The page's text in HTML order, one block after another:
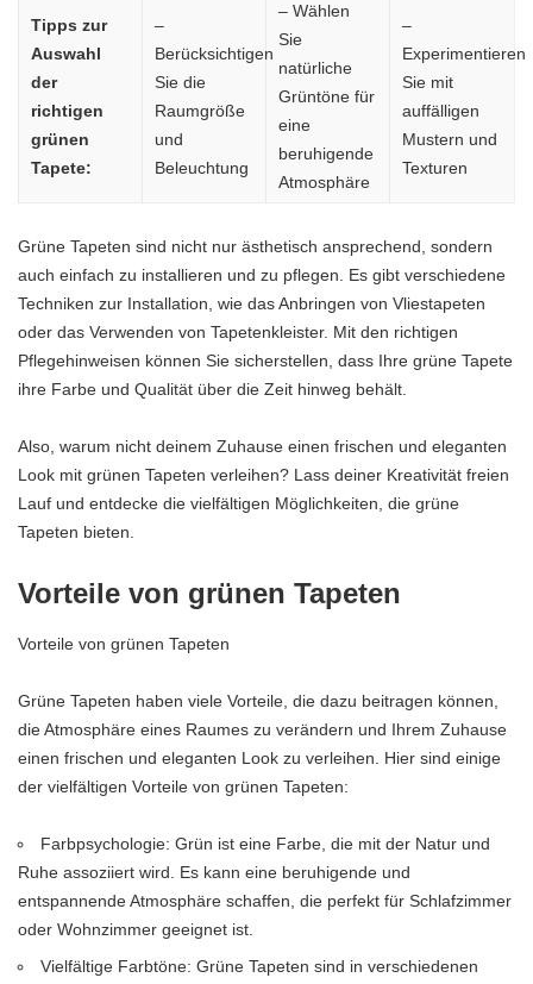
Tipps zur
Auswahl
der
richtigen
grünen
Tapete:
–
Berücksichtigen
Sie die
Raumgröße
und
Beleuchtung
– Wählen
Sie
natürliche
Grüntöne für
eine
beruhigende
Atmosphäre
–
Experimentieren
Sie mit
auffälligen
Mustern und
Texturen
Grüne Tapeten sind nicht nur ästhetisch ansprechend, sondern
auch einfach zu installieren und zu pflegen. Es gibt verschiedene
Techniken zur Installation, wie das Anbringen von Vliestapeten
oder das Verwenden von Tapetenkleister. Mit den richtigen
Pflegehinweisen können Sie sicherstellen, dass Ihre grüne Tapete
ihre Farbe und Qualität über die Zeit hinweg behält.
Also, warum nicht deinem Zuhause einen frischen und eleganten
Look mit grünen Tapeten verleihen? Lass deiner Kreativität freien
Lauf und entdecke die vielfältigen Möglichkeiten, die grüne
Tapeten bieten.
Vorteile von grünen Tapeten
Vorteile von grünen Tapeten
Grüne Tapeten haben viele Vorteile, die dazu beitragen können,
die Atmosphäre eines Raumes zu verändern und Ihrem Zuhause
einen frischen und eleganten Look zu verleihen. Hier sind einige
der vielfältigen Vorteile von grünen Tapeten:
Farbpsychologie: Grün ist eine Farbe, die mit der Natur und
Ruhe assoziiert wird. Es kann eine beruhigende und
entspannende Atmosphäre schaffen, die perfekt für Schlafzimmer
oder Wohnzimmer geeignet ist.
Vielfältige Farbtöne: Grüne Tapeten sind in verschiedenen